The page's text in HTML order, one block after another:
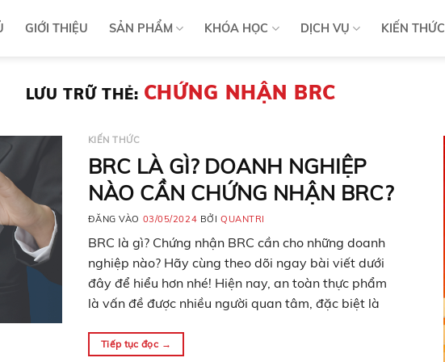
GIỚI THIỆU SẢN PHẨM KHÓA HỌC DỊCH VỤ KIẾN THỨC
LƯU TRỮ THẺ: CHỨNG NHẬN BRC
KIẾN THỨC
BRC LÀ GÌ? DOANH NGHIỆP
NÀO CẦN CHỨNG NHẬN BRC?
ĐĂNG VÀO 03/05/2024 BỞI QUANTRI
BRC là gì? Chứng nhận BRC cần cho những doanh
nghiệp nào? Hãy cùng theo dõi ngay bài viết dưới
đây để hiểu hơn nhé! Hiện nay, an toàn thực phẩm
là vấn đề được nhiều người quan tâm, đặc biệt là
đồ ăn, thức uống….
Tiếp tục đọc →